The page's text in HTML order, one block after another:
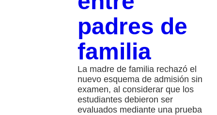
padres de
familia
La madre de familia rechazó el
nuevo esquema de admisión sin
examen, al considerar que los
estudiantes debieron ser
evaluados mediante una prueba